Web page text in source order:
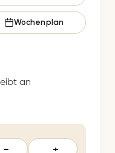
Wochenplan
an
− +